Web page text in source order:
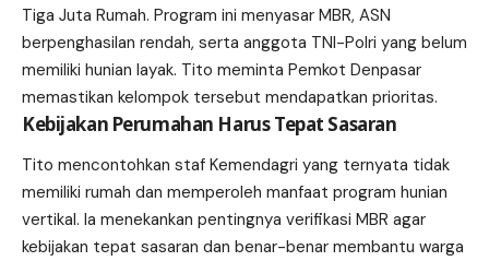
Tiga Juta Rumah. Program ini menyasar MBR, ASN
berpenghasilan rendah, serta anggota TNI-Polri yang belum
memiliki hunian layak. Tito meminta Pemkot Denpasar
memastikan kelompok tersebut mendapatkan prioritas.
Kebijakan Perumahan Harus Tepat Sasaran
Tito mencontohkan staf Kemendagri yang ternyata tidak
memiliki rumah dan memperoleh manfaat program hunian
vertikal. Ia menekankan pentingnya verifikasi MBR agar
kebijakan tepat sasaran dan benar-benar membantu warga